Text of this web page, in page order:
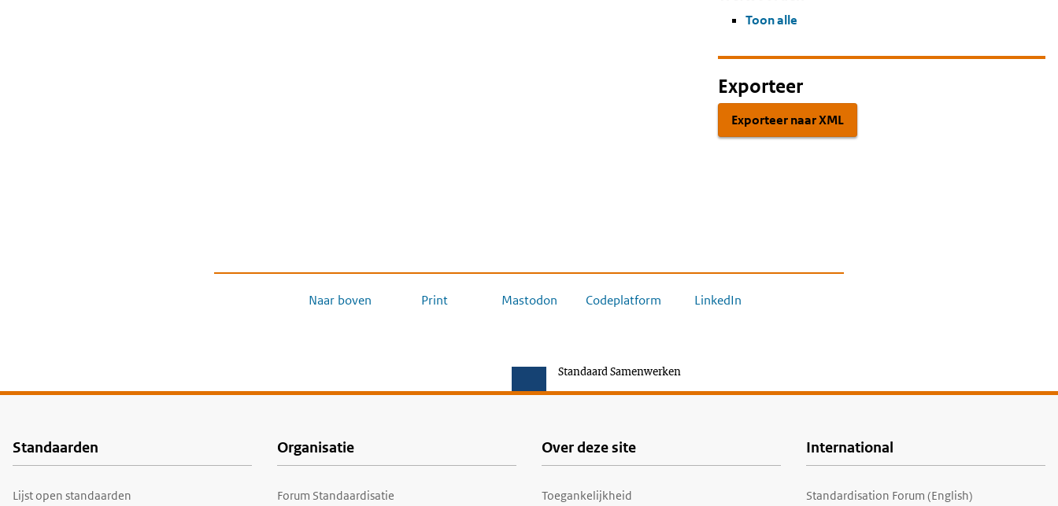
Toon alle
Exporteer
Exporteer naar XML
Naar boven Print Mastodon Codeplatform LinkedIn
Standaard Samenwerken
Voet
Standaarden
Lijst open standaarden
Organisatie
Forum Standaardisatie
Over deze site
Toegankelijkheid
International
Standardisation Forum (English)